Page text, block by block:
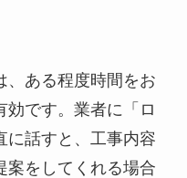
、ある程度時間をお
効です。業者に「ロ
に話すと、工事内容
案をしてくれる場合